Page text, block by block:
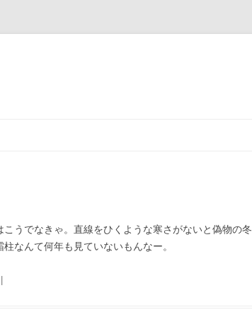
うでなきゃ。直線をひくような寒さがないと偽物の冬
なんて何年も見ていないもんなー。